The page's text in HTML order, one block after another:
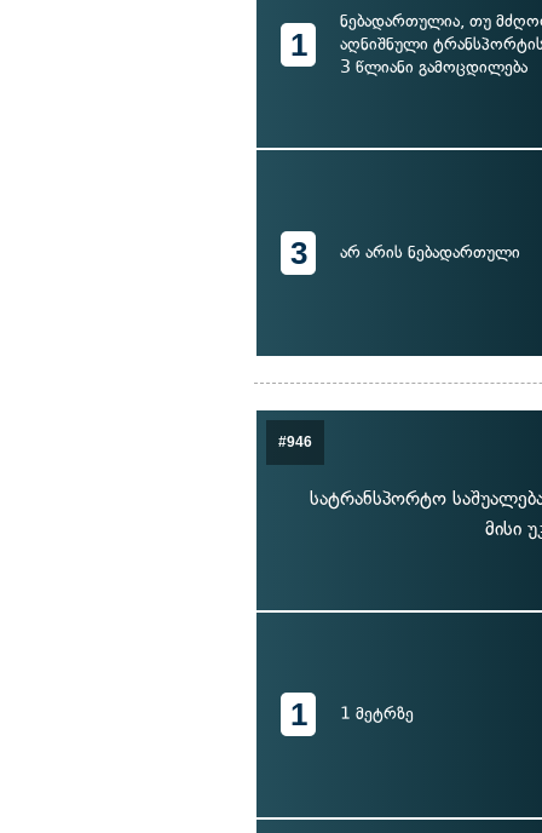
1
ნებადართულია, თუ
აღნიშნული
3 წლიანი გამოცდილება
3 არ არის ნებადართული
#946
სატრანსპორტო
მისი
1 1 მეტრზე